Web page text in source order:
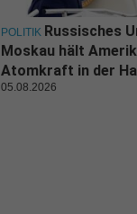
POLITIK Russisches
Moskau hält
Atomkraft in der
05.08.2026